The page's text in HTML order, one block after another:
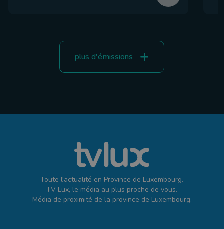
plus d'émissions
Toute l'actualité en Province de Luxembourg.
TV Lux, le média au plus proche de vous.
Média de proximité de la province de Luxembourg.